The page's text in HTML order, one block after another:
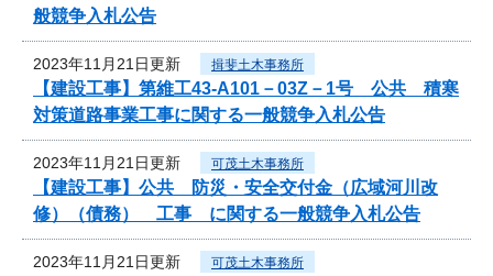
般競争入札公告
2023年11月21日更新 揖斐土木事務所
【建設工事】第維工43-A101－03Z－1号 公共 積寒
対策道路事業工事に関する一般競争入札公告
2023年11月21日更新 可茂土木事務所
【建設工事】公共 防災・安全交付金（広域河川改
修）（債務） 工事 に関する一般競争入札公告
2023年11月21日更新 可茂土木事務所